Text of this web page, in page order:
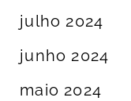
julho 2024
junho 2024
maio 2024